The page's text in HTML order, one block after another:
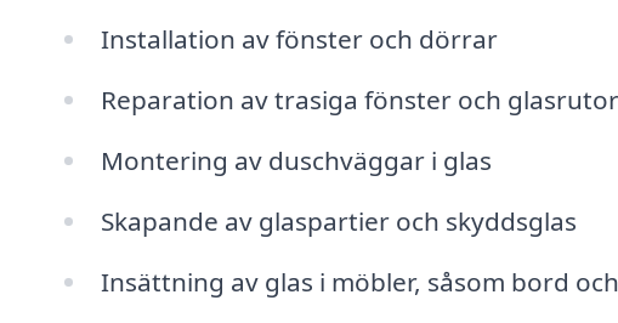
Installation av fönster och dörrar
Reparation av trasiga fönster och glasrutor
Montering av duschväggar i glas
Skapande av glaspartier och skyddsglas
Insättning av glas i möbler, såsom bord